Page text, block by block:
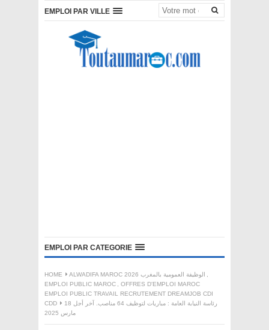
EMPLOI PAR VILLE
EMPLOI PAR CATEGORIE
HOME ALWADIFA MAROC 2026 الوظيفة العمومية بالمغرب
,
EMPLOI PUBLIC MAROC , OFFRES D'EMPLOI MAROC
EMPLOI PUBLIC TRAVAIL RECRUTEMENT DREAMJOB CDI
CDD
رئاسة النيابة العامة : مباريات لتوظيف 64 مناصب. آخر أجل 18
مارس 2025